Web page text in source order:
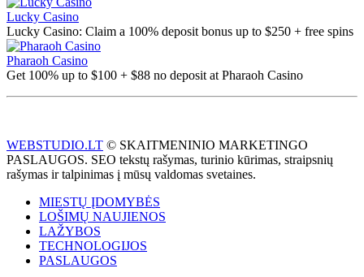
Lucky Casino
Lucky Casino: Claim a 100% deposit bonus up to $250 + free spins
Pharaoh Casino
Get 100% up to $100 + $88 no deposit at Pharaoh Casino
WEBSTUDIO.LT © SKAITMENINIO MARKETINGO
PASLAUGOS. SEO tekstų rašymas, turinio kūrimas, straipsnių
rašymas ir talpinimas į mūsų valdomas svetaines.
MIESTŲ ĮDOMYBĖS
LOŠIMŲ NAUJIENOS
LAŽYBOS
TECHNOLOGIJOS
PASLAUGOS